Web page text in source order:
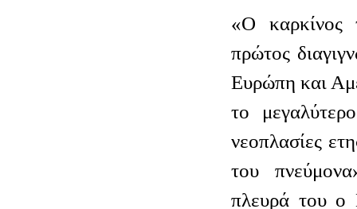
«Ο καρκίνος
πρώτος
Ευρώπη και
το
νεοπλασίες
του
πλευρά του ο